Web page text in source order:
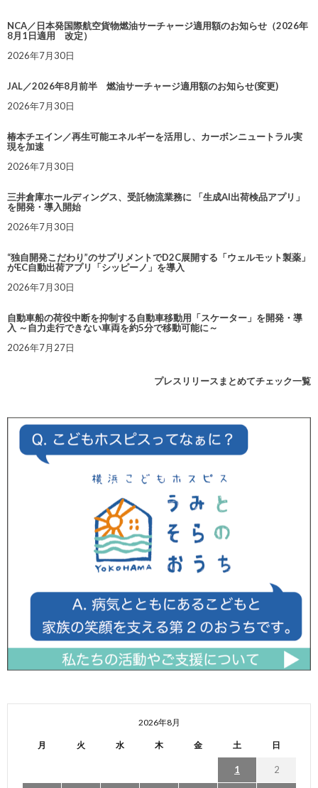
NCA／日本発国際航空貨物燃油サーチャージ適用額のお知らせ（2026年
8月1日適用 改定）
2026年7月30日
JAL／2026年8月前半 燃油サーチャージ適用額のお知らせ(変更)
2026年7月30日
椿本チエイン／再生可能エネルギーを活用し、カーボンニュートラル実
現を加速
2026年7月30日
三井倉庫ホールディングス、受託物流業務に 「生成AI出荷検品アプリ」
を開発・導入開始
2026年7月30日
“独自開発こだわり”のサプリメントでD2C展開する「ウェルモット製薬」
がEC自動出荷アプリ「シッピーノ」を導入
2026年7月30日
自動車船の荷役中断を抑制する自動車移動用「スケーター」を開発・導
入 ～自力走行できない車両を約5分で移動可能に～
2026年7月27日
プレスリリースまとめてチェック一覧
2026年8月
月 火 水 木 金 土 日
1 2